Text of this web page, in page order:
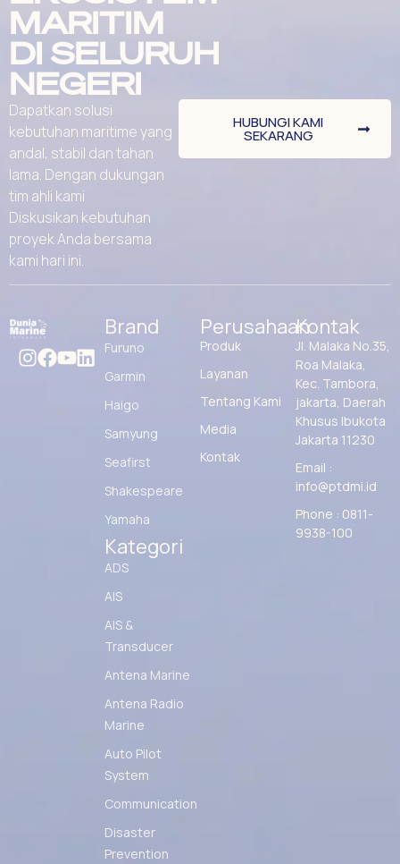
MARITIM
DI SELURUH
NEGERI
Dapatkan solusi
kebutuhan maritime yang
andal, stabil dan tahan
lama. Dengan dukungan
tim ahli kami
Diskusikan kebutuhan
proyek Anda bersama
kami hari ini.
HUBUNGI KAMI
SEKARANG
Brand
Furuno
Garmin
Haigo
Samyung
Seafirst
Shakespeare
Yamaha
Kategori
ADS
AIS
AIS &
Transducer
Antena Marine
Antena Radio
Marine
Auto Pilot
System
Communication
Disaster
Prevention
Perusahaan
Produk
Layanan
Tentang Kami
Media
Kontak
Kontak
Jl. Malaka No.35,
Roa Malaka,
Kec. Tambora,
jakarta, Daerah
Khusus Ibukota
Jakarta 11230
Email :
info@ptdmi.id
Phone : 0811-
9938-100